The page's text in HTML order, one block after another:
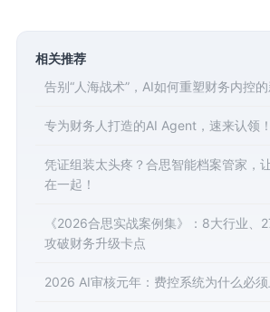
相关推荐
告别“人海战术”，AI如何重塑财务内控的
专为财务人打造的AI Agent，速来认领！
凭证组装太头疼？合思智能档案管家，
在一起！
《2026合思实战案例集》：8大行业、
攻破财务升级卡点
2026 AI审核元年：费控系统为什么必